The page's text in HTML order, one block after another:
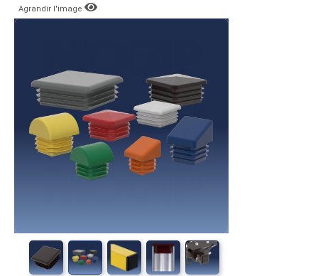
Agrandir l'image